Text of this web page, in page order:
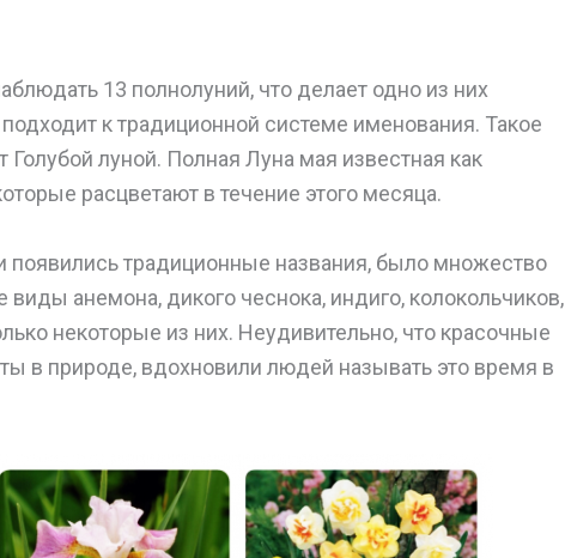
13 полнолуний, что делает одно из них
к традиционной системе именования. Такое
луной. Полная Луна мая известная как
расцветают в течение этого месяца.
появились традиционные названия, было множество
анемона, дикого чеснока, индиго, колокольчиков,
некоторые из них. Неудивительно, что красочные
в природе, вдохновили людей называть это время в